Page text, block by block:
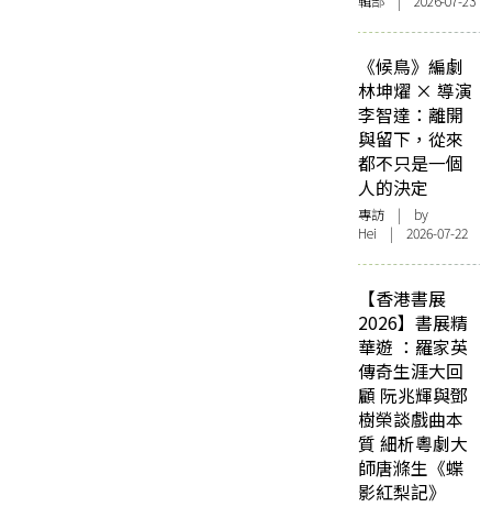
《候鳥》編劇
林坤燿 × 導演
李智達：離開
與留下，從來
都不只是一個
人的決定
專訪 | by
Hei | 2026-07-22
【香港書展
2026】書展精
華遊 ：羅家英
傳奇生涯大回
顧 阮兆輝與鄧
樹榮談戲曲本
質 細析粵劇大
師唐滌生《蝶
影紅梨記》